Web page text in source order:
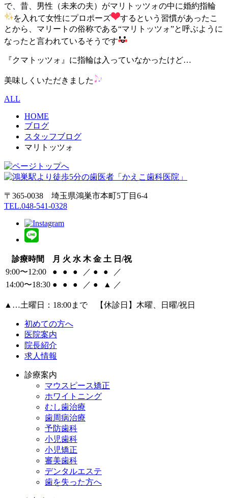
で、昔、男性（未来の夫）がマリトッツォの中に婚約指輪
を入れて女性にプロポーズ
するという習慣があったこ
とから、マリートの俗称である“マリトッツォ”と呼ぶように
なったと言われているそうです
『クマトッツォ』に指輪は入っていなかったけど…
美味しくいただきました
ALL
HOME
ブログ
スタッフブログ
マリトッツォ
〒365-0038 埼玉県鴻巣市本町5丁目6‐4
TEL.048-541-0328
診療時間 月 火 水 木 金 土 日/祝
9:00〜12:00
● ● ● ／ ● ●
／
14:00〜18:30 ● ● ● ／ ● ▲ ／
▲ …土曜日：18:00まで 【休診日】木曜、日曜/祝日
初めての方へ
医院案内
院長紹介
求人情報
診療案内
マウスピース矯正
ホワイトニング
むし歯治療
歯周病治療
予防歯科
小児歯科
小児矯正
審美歯科
デンタルエステ
歯を失った方へ